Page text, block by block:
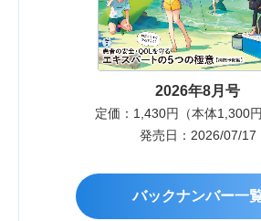
2026年8月号
定価：1,430円（本体1,300円
発売日：2026/07/17
バックナンバー一